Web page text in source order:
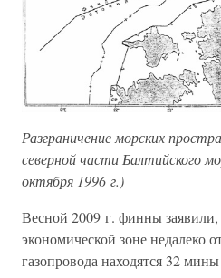
Разграничение морских
северной части Балтийского
октября 1996 г.)
Весной 2009 г. финны
экономической зоне недалеко
газопровода находятся 32